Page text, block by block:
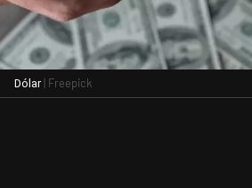
Dólar | Freepick